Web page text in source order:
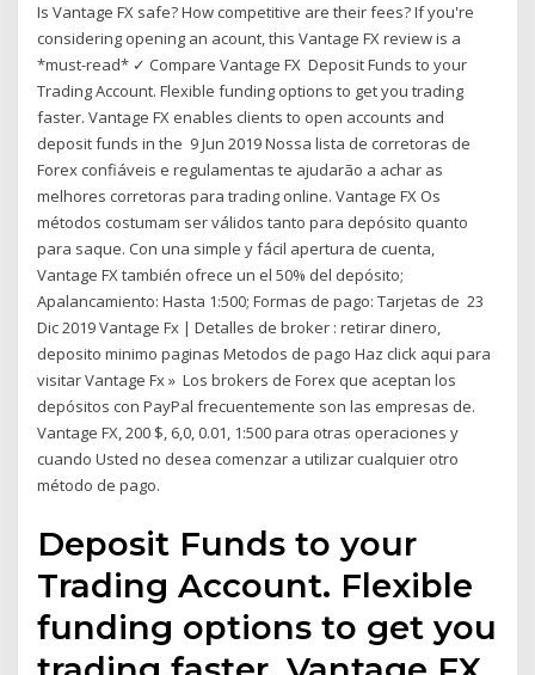
Is Vantage FX safe? How competitive are their fees? If you're
considering opening an acount, this Vantage FX review is a
*must-read* ✓ Compare Vantage FX Deposit Funds to your
Trading Account. Flexible funding options to get you trading
faster. Vantage FX enables clients to open accounts and
deposit funds in the 9 Jun 2019 Nossa lista de corretoras de
Forex confiáveis e regulamentas te ajudarão a achar as
melhores corretoras para trading online. Vantage FX Os
métodos costumam ser válidos tanto para depósito quanto
para saque. Con una simple y fácil apertura de cuenta,
Vantage FX también ofrece un el 50% del depósito;
Apalancamiento: Hasta 1:500; Formas de pago: Tarjetas de 23
Dic 2019 Vantage Fx | Detalles de broker : retirar dinero,
deposito minimo paginas Metodos de pago Haz click aqui para
visitar Vantage Fx » Los brokers de Forex que aceptan los
depósitos con PayPal frecuentemente son las empresas de.
Vantage FX, 200 $, 6,0, 0.01, 1:500 para otras operaciones y
cuando Usted no desea comenzar a utilizar cualquier otro
método de pago.
Deposit Funds to your
Trading Account. Flexible
funding options to get you